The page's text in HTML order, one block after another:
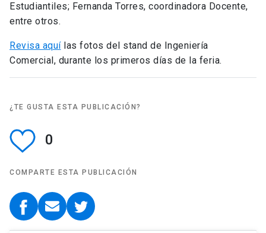
Estudiantiles; Fernanda Torres, coordinadora Docente,
entre otros.
Revisa aquílas fotos del stand de Ingeniería
Comercial, durante los primeros días de la feria.
¿TE GUSTA ESTA PUBLICACIÓN?
0
COMPARTE ESTA PUBLICACIÓN